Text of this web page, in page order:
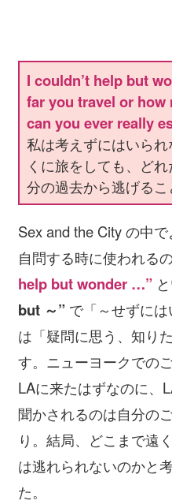
I couldn’t help but
far you travel or
can you ever really
私は考えずにはいら
くに旅をしても、ど
分の過去から逃げる
Sex and the City の中
自問する時に使われる
help but wonder …”
but ～” で「～せずには
は「疑問に思う、知り
す。ニューヨークでの
LAに来たはずなのに、
聞かされるのは自分の
り。結局、どこまで遠
は逃れられないのかと
た。